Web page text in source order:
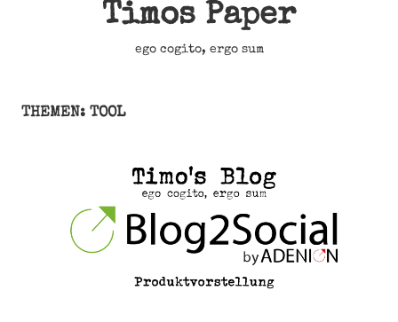
Timos Paper
ego cogito, ergo sum
THEMEN: TOOL